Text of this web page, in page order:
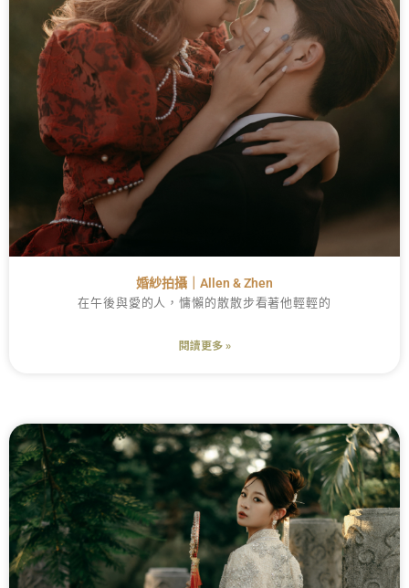
婚紗拍攝｜Allen & Zhen
在午後與愛的人，慵懶的散散步看著他輕輕的
閱讀更多 »